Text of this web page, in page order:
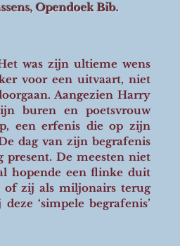
Opendoek Bib.
was zijn ultieme wens
voor een uitvaart, niet
Aangezien Harry
buren en poetsvrouw
een erfenis die op zijn
dag van zijn begrafenis
present. De meesten niet
hopende een flinke duit
of zij als miljonairs terug
‘simpele begrafenis’